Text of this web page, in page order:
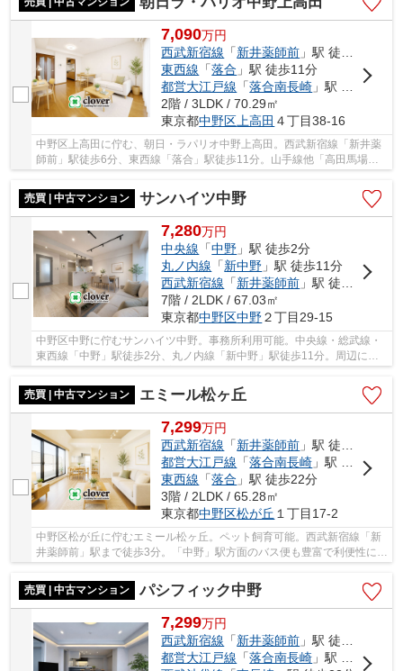
7,090万円
西武新宿線 「新井薬師前 」駅 徒歩6分
東西線 「落合 」駅 徒歩11分
都営大江戸線 「落合南長崎 」駅 徒歩20分
2階 / 3LDK / 70.29㎡
東京都中野区 上高田 ４丁目38-16
中野区上高田に佇む、朝日・ラパリオ中野上高田。西武新宿線「新井薬
師前」駅徒歩6分、東西線「落合」駅徒歩11分。山手線他「高田馬場」
駅まで「新井薬師前」駅から3駅6分、「落合」駅...
売買 | 中古マンション
サンハイツ中野
7,280万円
中央線 「中野 」駅 徒歩2分
丸ノ内線 「新中野 」駅 徒歩11分
西武新宿線 「新井薬師前 」駅 徒歩22分
7階 / 2LDK / 67.03㎡
東京都中野区中野２丁目29-15
中野区中野に佇むサンハイツ中野。事務所利用可能。中央線・総武線・
東西線「中野」駅徒歩2分、丸ノ内線「新中野」駅徒歩11分。周辺には
大型商業施設や飲食店が充実しており、賑わいの...
売買 | 中古マンション
エミール松ヶ丘
7,299万円
西武新宿線 「新井薬師前 」駅 徒歩3分
都営大江戸線 「落合南長崎 」駅 徒歩18分
東西線 「落合 」駅 徒歩22分
3階 / 2LDK / 65.28㎡
東京都中野区松が丘 １丁目17-2
中野区松が丘に佇むエミール松ヶ丘。ペット飼育可能。西武新宿線「新
井薬師前」駅まで徒歩3分。「中野」駅方面のバス便も豊富で利便性に富
んだ立地です。駅周辺にスーパーやドラッグス...
売買 | 中古マンション
パシフィック中野
7,299万円
西武新宿線 「新井薬師前 」駅 徒歩7分
都営大江戸線 「落合南長崎 」駅 徒歩15分